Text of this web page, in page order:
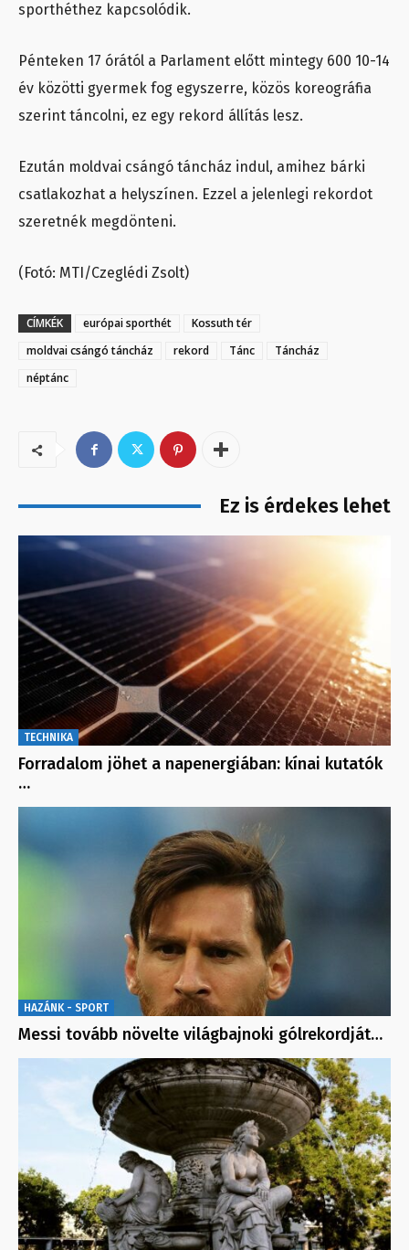
sporthéthez kapcsolódik.
Pénteken 17 órától a Parlament előtt mintegy 600 10-14
év közötti gyermek fog egyszerre, közös koreográfia
szerint táncolni, ez egy rekord állítás lesz.
Ezután moldvai csángó táncház indul, amihez bárki
csatlakozhat a helyszínen. Ezzel a jelenlegi rekordot
szeretnék megdönteni.
(Fotó: MTI/Czeglédi Zsolt)
CÍMKÉK európai sporthét
Kossuth tér
moldvai csángó táncház
rekord Tánc
Táncház
néptánc
Ez is érdekes lehet
TECHNIKA
Forradalom jöhet a napenergiában: kínai kutatók
…
HAZÁNK - SPORT
Messi tovább növelte világbajnoki gólrekordját…